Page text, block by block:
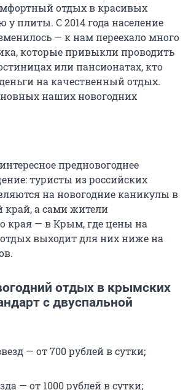
отдых в красивых
у плиты. С 2014 года население
— к нам переехало много
которые привыкли проводить
или пансионатах, кто
на качественный отдых.
наших новогодних
предновогоднее
туристы из российских
на новогодние каникулы в
край, а сами жители
края — в Крым, где цены на
выходит для них ниже на
отдых в крымских
с двуспальной
— от 700 рублей в сутки;
— от 1000 рублей в сутки;